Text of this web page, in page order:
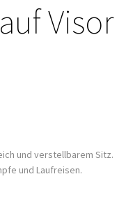
Visor
und verstellbarem Sitz.
und Laufreisen.